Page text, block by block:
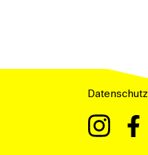
Datenschutz